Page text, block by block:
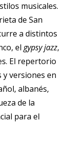
musicales.
de San
a distintos
elgypsy jazz,
El repertorio
versiones en
albanés,
de la
para el